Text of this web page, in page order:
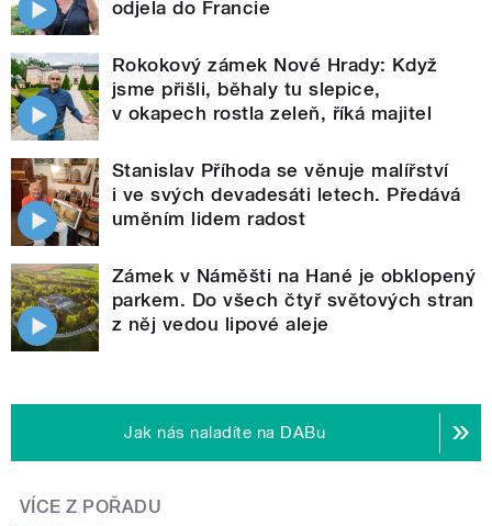
odjela do Francie
Rokokový zámek Nové Hrady: Když
jsme přišli, běhaly tu slepice,
v okapech rostla zeleň, říká majitel
Stanislav Příhoda se věnuje malířství
i ve svých devadesáti letech. Předává
uměním lidem radost
Zámek v Náměšti na Hané je obklopený
parkem. Do všech čtyř světových stran
z něj vedou lipové aleje
Jak nás naladíte na DABu
VÍCE Z POŘADU